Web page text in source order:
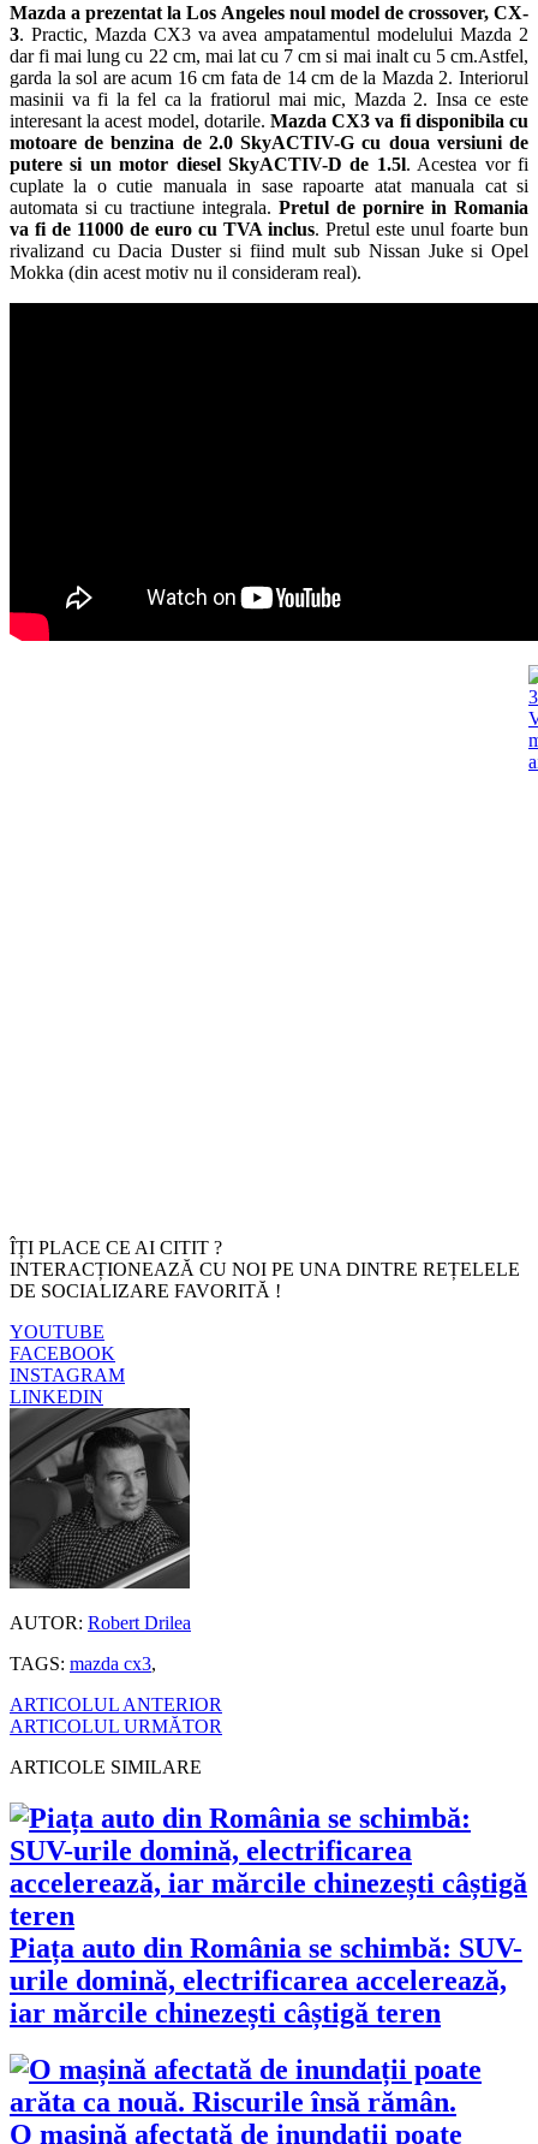
Mazda a prezentat la Los Angeles noul model de crossover, CX-
3. Practic, Mazda CX3 va avea ampatamentul modelului Mazda 2
dar fi mai lung cu 22 cm, mai lat cu 7 cm si mai inalt cu 5 cm.Astfel,
garda la sol are acum 16 cm fata de 14 cm de la Mazda 2. Interiorul
masinii va fi la fel ca la fratiorul mai mic, Mazda 2. Insa ce este
interesant la acest model, dotarile. Mazda CX3 va fi disponibila cu
motoare de benzina de 2.0 SkyACTIV-G cu doua versiuni de
putere si un motor diesel SkyACTIV-D de 1.5l. Acestea vor fi
cuplate la o cutie manuala in sase rapoarte atat manuala cat si
automata si cu tractiune integrala. Pretul de pornire in Romania
va fi de 11000 de euro cu TVA inclus. Pretul este unul foarte bun
rivalizand cu Dacia Duster si fiind mult sub Nissan Juke si Opel
Mokka (din acest motiv nu il consideram real).
ÎȚI PLACE CE AI CITIT ?
INTERACȚIONEAZĂ CU NOI PE UNA DINTRE REȚELELE
DE SOCIALIZARE FAVORITĂ !
YOUTUBE
FACEBOOK
INSTAGRAM
LINKEDIN
AUTOR: Robert Drilea
TAGS: mazda cx3,
ARTICOLUL ANTERIOR
ARTICOLUL URMĂTOR
ARTICOLE SIMILARE
Piața auto din România se schimbă: SUV-
urile domină, electrificarea accelerează,
iar mărcile chinezești câștigă teren
O mașină afectată de inundații poate